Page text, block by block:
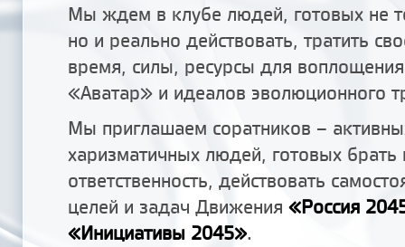
Мы ждем в клубе людей, готовых не
но и реально действовать, тратить
время, силы, ресурсы для
«Аватар» и идеалов эволюционного
Мы приглашаем соратников –
харизматичных людей, готовых брать
ответственность, действовать
целей и задач Движения «Россия
«Инициативы 2045».